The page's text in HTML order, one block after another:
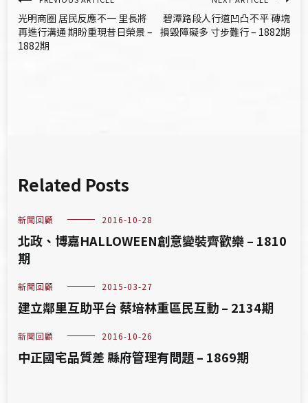
文
章
導
光明商圈 居民反應不一 里長將
再進行溝通 期盼重現昔日榮景 –
1882期
碧潭路段人行道凹凸不平 磚塊
損毀障礙多 寸步難行 – 1882期
Related Posts
新聞回顧 2016-10-28
北政、博嘉HALLOWEEN創意變裝齊歡樂 – 1810
期
新聞回顧 2015-03-27
建立鄰里互助平台 蔡培林重區民互動 – 2134期
新聞回顧 2016-10-26
中正國宅品質差 縣府管理有問題 – 1869期